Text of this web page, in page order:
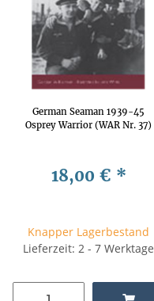
German Seaman 1939-45
Osprey Warrior (WAR Nr. 37)
18,00 € *
Knapper Lagerbestand
Lieferzeit: 2 - 7 Werktage